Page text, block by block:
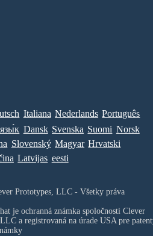
Italiana Nederlands Português
Dansk Svenska Suomi Norsk
Slovenský Magyar Hrvatski
Latvijas eesti
Prototypes, LLC - Všetky práva
je ochranná známka spoločnosti Clever
a registrovaná na úrade USA pre